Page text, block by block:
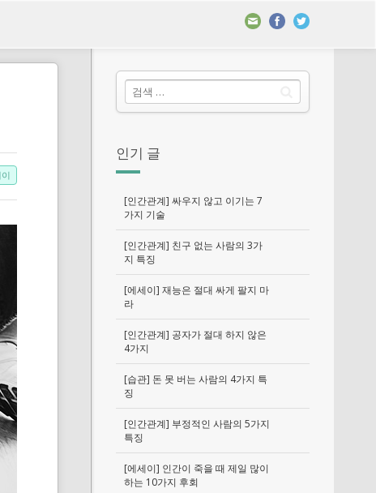
인기 글
[인간관계] 싸우지 않고 이기는 7
가지 기술
[인간관계] 친구 없는 사람의 3가
지 특징
[에세이] 재능은 절대 싸게 팔지 마
라
[인간관계] 공자가 절대 하지 않은
4가지
[습관] 돈 못 버는 사람의 4가지 특
징
[인간관계] 부정적인 사람의 5가지
특징
[에세이] 인간이 죽을 때 제일 많이
하는 10가지 후회